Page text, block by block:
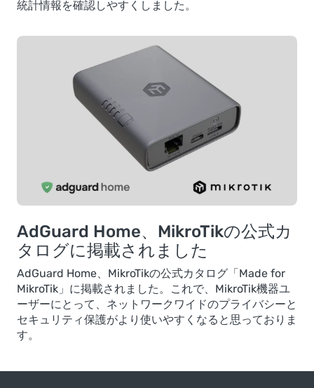
統計情報を確認しやすくしました。
AdGuard Home、MikroTikの公式カ
タログに掲載されました
AdGuard Home、MikroTikの公式カタログ「Made for
MikroTik」に掲載されました。これで、MikroTik機器ユ
ーザーにとって、ネットワークワイドのプライバシーと
セキュリティ保護がより使いやすくなると思っておりま
す。